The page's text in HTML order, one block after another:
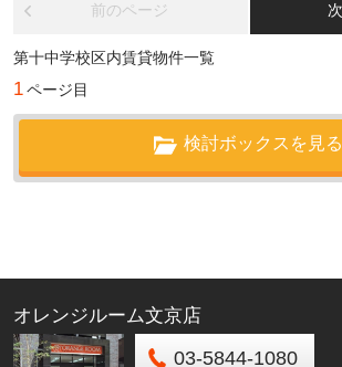
前のページ
第十中学校区内賃貸物件一覧
1ページ目
検討ボックスを見る
オレンジルーム文京店
03-5844-1080